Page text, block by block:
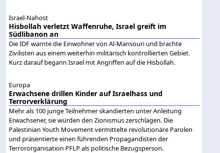
Israel-Nahost
Hisbollah verletzt Waffenruhe, Israel greift im
Südlibanon an
Die IDF warnte die Einwohner von Al-Mansouri und brachte
Zivilisten aus einem weiterhin militärisch kontrollierten Gebiet.
Kurz darauf begann Israel mit Angriffen auf die Hisbollah.
Europa
Erwachsene drillen Kinder auf Israelhass und
Terrorverklärung
Mehr als 100 junge Teilnehmer skandierten unter Anleitung
Erwachsener, sie würden den Zionismus zerschlagen. Die
Palestinian Youth Movement vermittelte revolutionäre Parolen
und präsentierte einen führenden Propagandisten der
Terrororganisation PFLP als politische Bezugsperson.